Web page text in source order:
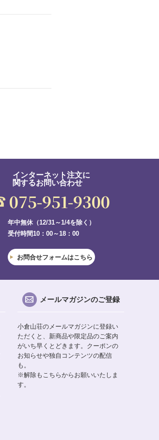
インターネット注文に
関するお問い合わせ
075-951-9300
年中無休（12/31～1/4を除く）
受付時間10：00～18：00
お問合せフォームはこちら
メールマガジンのご登録
小倉山荘のメールマガジンに登録い
ただくと、新商品や限定品のご案内
がいち早くとどきます。クーポンの
お知らせや独自コンテンツの配信
も。
※解除もこちらからお願いいたしま
す。